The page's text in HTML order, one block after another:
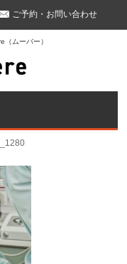
（ムーバー）
ご予約・お問い合わせ